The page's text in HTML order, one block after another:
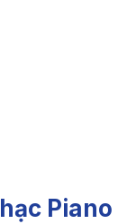
Piano